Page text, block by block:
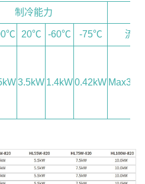
制冷能力
20℃ -60℃ -75℃ 流量
3.5kW 1.4kW0.42kW